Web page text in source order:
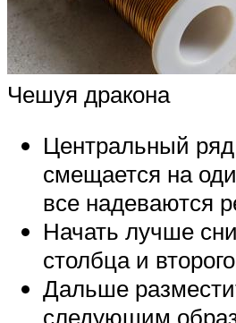
Чешуя дракона
Центральный ряд
смещается на
все надеваются
Начать лучше
столбца и
Дальше
следующим